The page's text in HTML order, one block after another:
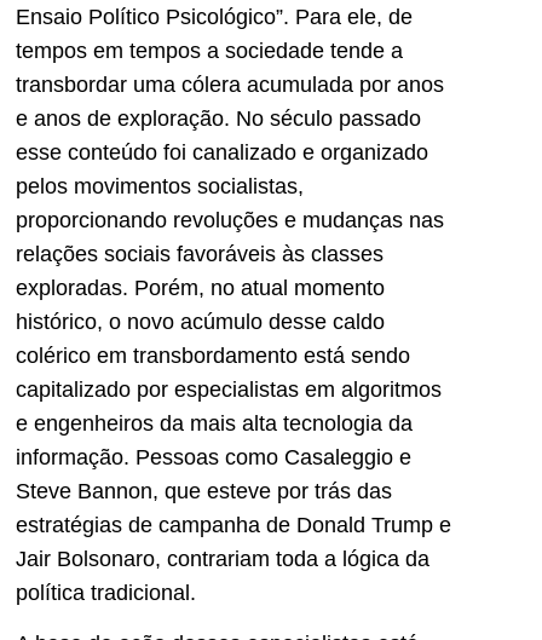
Ensaio Político Psicológico”. Para ele, de
tempos em tempos a sociedade tende a
transbordar uma cólera acumulada por anos
e anos de exploração. No século passado
esse conteúdo foi canalizado e organizado
pelos movimentos socialistas,
proporcionando revoluções e mudanças nas
relações sociais favoráveis às classes
exploradas. Porém, no atual momento
histórico, o novo acúmulo desse caldo
colérico em transbordamento está sendo
capitalizado por especialistas em algoritmos
e engenheiros da mais alta tecnologia da
informação. Pessoas como Casaleggio e
Steve Bannon, que esteve por trás das
estratégias de campanha de Donald Trump e
Jair Bolsonaro, contrariam toda a lógica da
política tradicional.